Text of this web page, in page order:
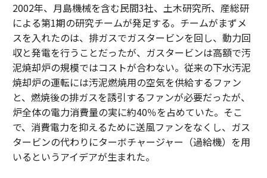
2002年、月島機械を含む民間3社、土木研究所、産総研
による第1期の研究チームが発足する。チームがまずメ
スを入れたのは、排ガスでガスタービンを回し、動力回
収と発電を行うことだったが、ガスタービンは高額で汚
泥焼却炉の規模ではコストが合わない。従来の下水汚泥
焼却炉の運転には汚泥燃焼用の空気を供給するファン
と、燃焼後の排ガスを誘引するファンが必要だったが、
炉全体の電力消費量の実に約40％を占めていた。そこ
で、消費電力を抑えるために送風ファンをなくし、ガス
タービンの代わりにターボチャージャー（過給機）を用
いるというアイデアが生まれた。